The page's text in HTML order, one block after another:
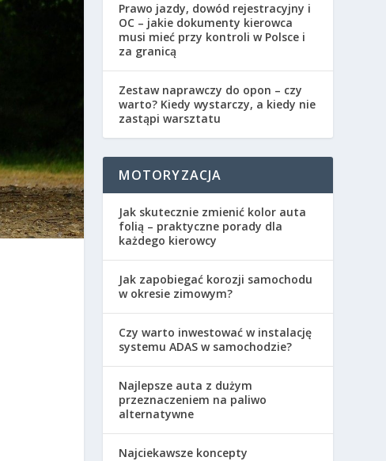
Prawo jazdy, dowód rejestracyjny i
OC – jakie dokumenty kierowca
musi mieć przy kontroli w Polsce i
za granicą
Zestaw naprawczy do opon – czy
warto? Kiedy wystarczy, a kiedy nie
zastąpi warsztatu
MOTORYZACJA
Jak skutecznie zmienić kolor auta
folią – praktyczne porady dla
każdego kierowcy
Jak zapobiegać korozji samochodu
w okresie zimowym?
Czy warto inwestować w instalację
systemu ADAS w samochodzie?
Najlepsze auta z dużym
przeznaczeniem na paliwo
alternatywne
Najciekawsze koncepty